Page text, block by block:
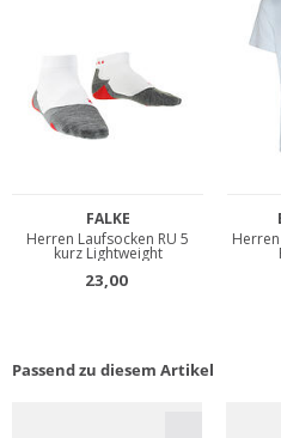
Passend zu diesem Artikel